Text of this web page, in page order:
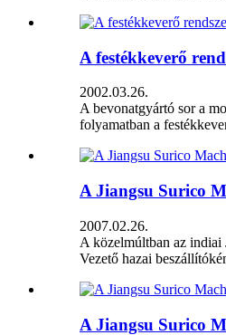
A festékkeverő
2002.03.26.
A bevonatgyártó sor a
folyamatban a
A Jiangsu Surico
2007.02.26.
A közelmúltban az indiai
Vezető hazai
A Jiangsu Surico